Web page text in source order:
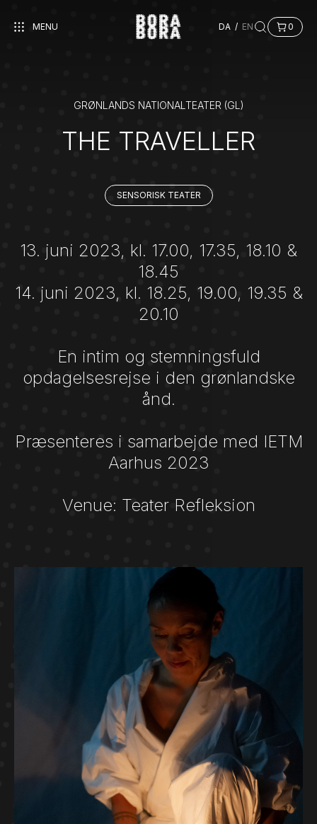
MENU DA / EN 0
GRØNLANDS NATIONALTEATER (GL)
THE TRAVELLER
SENSORISK TEATER
13. juni 2023, kl. 17.00, 17.35, 18.10 &
18.45
14. juni 2023, kl. 18.25, 19.00, 19.35 &
20.10
En intim og stemningsfuld
opdagelsesrejse i den grønlandske
ånd.
Præsenteres i samarbejde med IETM
Aarhus 2023
Venue: Teater Refleksion